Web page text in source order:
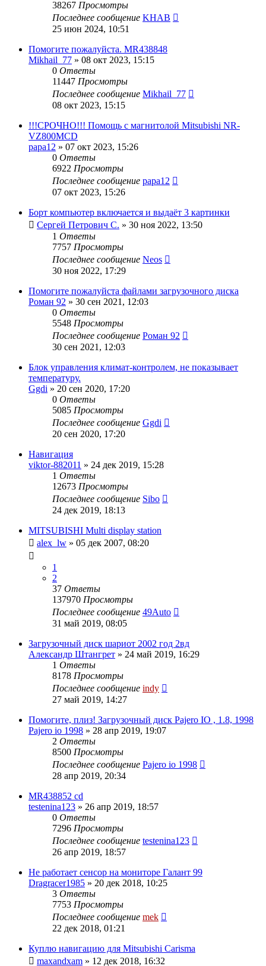
38267 Просмотры
Последнее сообщение KHAB
25 июн 2024, 10:51
Помогите пожалуйста. MR438848
Mikhail_77 » 08 окт 2023, 15:15
0 Ответы
11447 Просмотры
Последнее сообщение Mikhail_77
08 окт 2023, 15:15
!!!СРОЧНО!!! Помощь с магнитолой Mitsubishi NR-
VZ800MCD
papa12 » 07 окт 2023, 15:26
0 Ответы
6922 Просмотры
Последнее сообщение papa12
07 окт 2023, 15:26
Борт компьютер включается и выдаёт 3 картинки
Сергей Петрович С. » 30 ноя 2022, 13:50
1 Ответы
7757 Просмотры
Последнее сообщение Neos
30 ноя 2022, 17:29
Помогите пожалуйста файлами загрузочного диска
Роман 92 » 30 сен 2021, 12:03
0 Ответы
5548 Просмотры
Последнее сообщение Роман 92
30 сен 2021, 12:03
Блок управления климат-контролем, не показывает
температуру.
Ggdi » 20 сен 2020, 17:20
0 Ответы
5085 Просмотры
Последнее сообщение Ggdi
20 сен 2020, 17:20
Навигация
viktor-882011 » 24 дек 2019, 15:28
1 Ответы
12673 Просмотры
Последнее сообщение Sibo
24 дек 2019, 18:13
MITSUBISHI Multi display station
alex_lw » 05 дек 2007, 08:20
1
2
37 Ответы
137970 Просмотры
Последнее сообщение 49Auto
31 май 2019, 08:05
Загрузочный диск шариот 2002 год 2вд
Александр Штангрет » 24 май 2019, 16:29
1 Ответы
8178 Просмотры
Последнее сообщение indy
27 май 2019, 14:27
Помогите, плиз! Загрузочный диск Pajero IO , 1.8, 1998
Pajero io 1998 » 28 апр 2019, 19:07
2 Ответы
8500 Просмотры
Последнее сообщение Pajero io 1998
28 апр 2019, 20:34
MR438852 cd
testenina123 » 26 апр 2019, 18:57
0 Ответы
7296 Просмотры
Последнее сообщение testenina123
26 апр 2019, 18:57
Не работает сенсор на мониторе Галант 99
Dragracer1985 » 20 дек 2018, 10:25
3 Ответы
7753 Просмотры
Последнее сообщение mek
22 дек 2018, 01:21
Куплю навигацию для Mitsubishi Carisma
maxandxam » 12 дек 2018, 16:32